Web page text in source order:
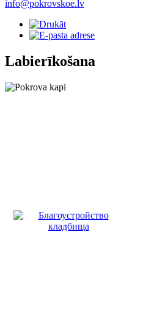
info@pokrovskoe.lv
Labierīkošana